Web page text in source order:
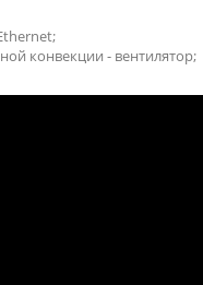
конвекции - вентилятор;